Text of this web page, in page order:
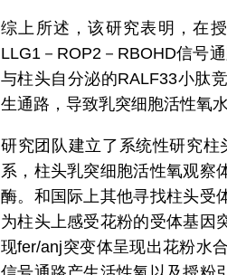
综上所述，该研究表明，在
LLG1－ROP2－RBOHD信号
与柱头自分泌的RALF33小肽
生通路，导致乳突细胞活性氧
研究团队建立了系统性研究
系，柱头乳突细胞活性氧观察
酶。和国际上其他寻找柱头受
为柱头上感受花粉的受体基因
现fer/anj突变体呈现出花粉水